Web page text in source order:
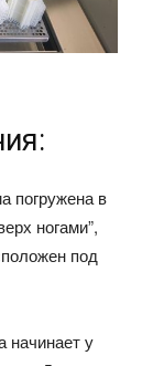
погружена в
ногами”,
под
начинает у